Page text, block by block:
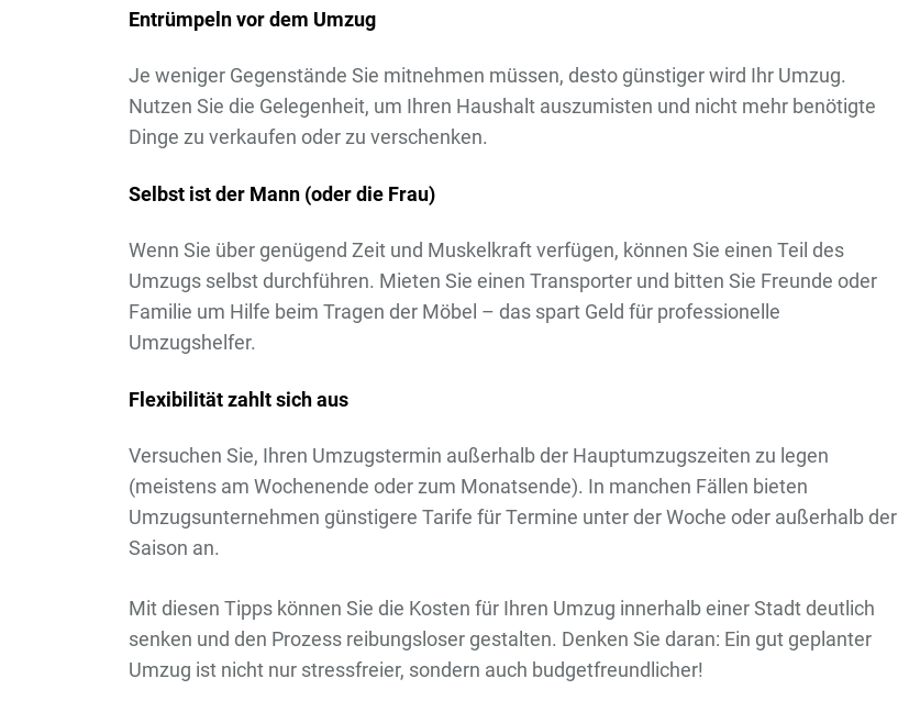
Entrümpeln vor dem Umzug
Je weniger Gegenstände Sie mitnehmen müssen, desto günstiger wird Ihr Umzug.
Nutzen Sie die Gelegenheit, um Ihren Haushalt auszumisten und nicht mehr benötigte
Dinge zu verkaufen oder zu verschenken.
Selbst ist der Mann (oder die Frau)
Wenn Sie über genügend Zeit und Muskelkraft verfügen, können Sie einen Teil des
Umzugs selbst durchführen. Mieten Sie einen Transporter und bitten Sie Freunde oder
Familie um Hilfe beim Tragen der Möbel – das spart Geld für professionelle
Umzugshelfer.
Flexibilität zahlt sich aus
Versuchen Sie, Ihren Umzugstermin außerhalb der Hauptumzugszeiten zu legen
(meistens am Wochenende oder zum Monatsende). In manchen Fällen bieten
Umzugsunternehmen günstigere Tarife für Termine unter der Woche oder außerhalb der
Saison an.
Mit diesen Tipps können Sie die Kosten für Ihren Umzug innerhalb einer Stadt deutlich
senken und den Prozess reibungsloser gestalten. Denken Sie daran: Ein gut geplanter
Umzug ist nicht nur stressfreier, sondern auch budgetfreundlicher!